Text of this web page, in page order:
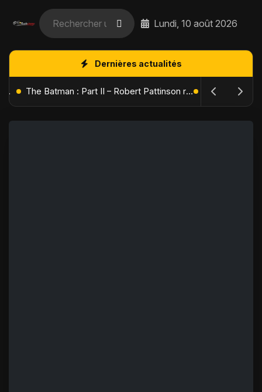
Lundi, 10 août 2026
Dernières actualités
L'Âge de Glace : Le Réveil du Volcan – Manny, Sid et Diego de retour pour une aventure explosive The Batman : Part II – Robert Pattinson replonge dans les ténèbres de Gotham dès octobre 2027